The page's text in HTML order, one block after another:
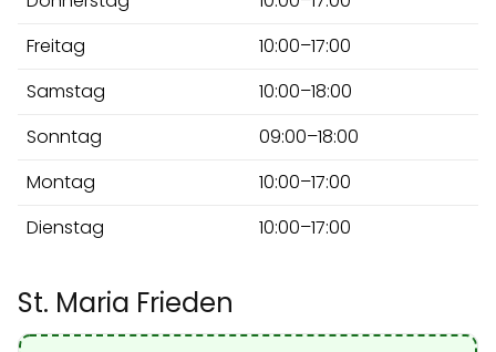
Freitag
10:00–17:00
Samstag
10:00–18:00
Sonntag
09:00–18:00
Montag
10:00–17:00
Dienstag
10:00–17:00
St. Maria Frieden